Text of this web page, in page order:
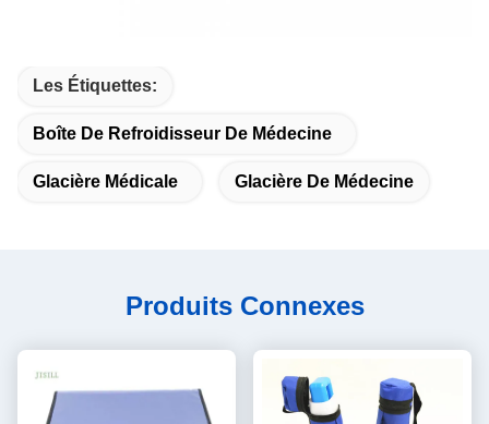
Les Étiquettes:
Boîte De Refroidisseur De Médecine
Glacière Médicale Glacière De Médecine
Produits Connexes